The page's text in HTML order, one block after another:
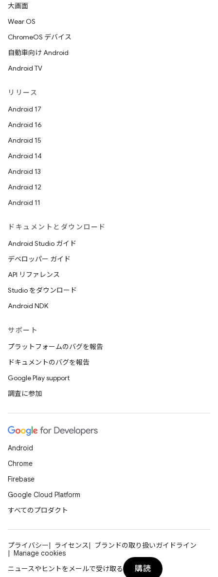
大画面
Wear OS
ChromeOS デバイス
自動車向け Android
Android TV
リリース
Android 17
Android 16
Android 15
Android 14
Android 13
Android 12
Android 11
ドキュメントとダウンロード
Android Studio ガイド
デベロッパー ガイド
API リファレンス
Studio をダウンロード
Android NDK
サポート
プラットフォームのバグを報告
ドキュメントのバグを報告
Google Play support
調査に参加
Android
Chrome
Firebase
Google Cloud Platform
すべてのプロダクト
プライバシー ライセンス
ブランドの取り扱いガイドライン
Manage cookies
ニュースやヒントをメールで受け取る
購読